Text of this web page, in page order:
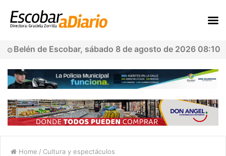
Belén de Escobar, sábado 8 de agosto de 2026 08:10
Home / Cultura y espectáculos